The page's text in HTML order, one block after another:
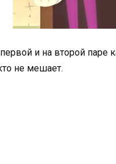
и на второй паре
не мешает.